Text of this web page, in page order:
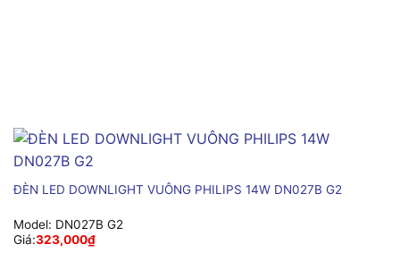
ĐÈN LED DOWNLIGHT VUÔNG PHILIPS 14W DN027B G2
Model: DN027B G2
Giá:323,000₫